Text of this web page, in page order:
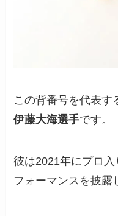
この背番号を代表す
伊藤大海選手です。
彼は2021年にプロ
フォーマンスを披露